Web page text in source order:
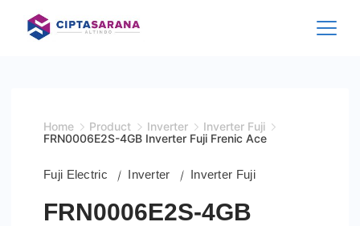
content
Home Product Inverter
Inverter Fuji
FRN0006E2S-4GB Inverter Fuji Frenic Ace
Fuji Electric Inverter Inverter Fuji
FRN0006E2S-4GB